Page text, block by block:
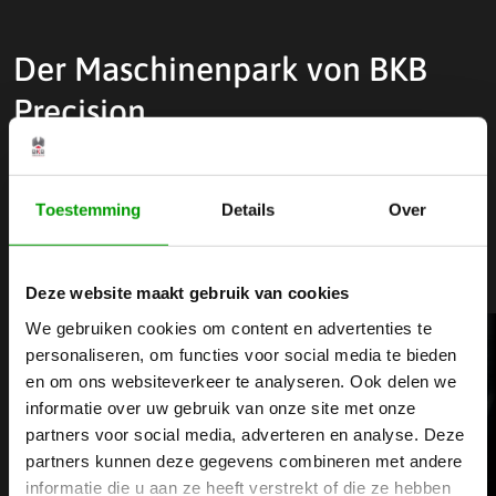
Toestemming Details Over
Deze website maakt gebruik van cookies
We gebruiken cookies om content en advertenties te
personaliseren, om functies voor social media te bieden
en om ons websiteverkeer te analyseren. Ook delen we
informatie over uw gebruik van onze site met onze
partners voor social media, adverteren en analyse. Deze
partners kunnen deze gegevens combineren met andere
informatie die u aan ze heeft verstrekt of die ze hebben
Der Maschinenpark von BKB
Precision
Maschinenpark. Dank einer breiten Palette an CNC-